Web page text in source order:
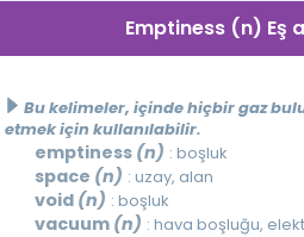
Emptiness (n) Eş
Bu kelimeler, içinde hiçbir gaz
etmek için kullanılabilir.
emptiness (n) : boşluk
space (n) : uzay, alan
void (n) : boşluk
vacuum (n) : hava boşluğu,